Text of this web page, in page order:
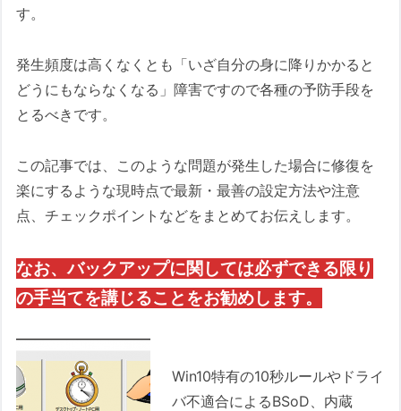
す。
発生頻度は高くなくとも「いざ自分の身に降りかかると
どうにもならなくなる」障害ですので各種の予防手段を
とるべきです。
この記事では、このような問題が発生した場合に修復を
楽にするような現時点で最新・最善の設定方法や注意
点、チェックポイントなどをまとめてお伝えします。
なお、バックアップに関しては必ずできる限り
の手当てを講じることをお勧めします。
Win10特有の10秒ルールやドライ
バ不適合によるBSoD、内蔵